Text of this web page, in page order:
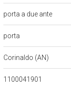
porta a due ante
porta
Corinaldo (AN)
1100041901